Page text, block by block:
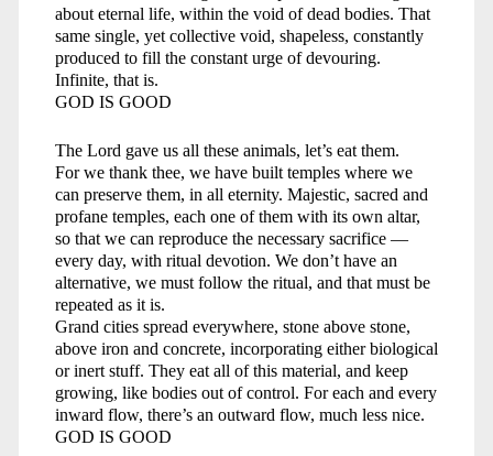
about eternal life, within the void of dead bodies. That
same single, yet collective void, shapeless, constantly
produced to fill the constant urge of devouring.
Infinite, that is.
GOD IS GOOD
The Lord gave us all these animals, let’s eat them.
For we thank thee, we have built temples where we
can preserve them, in all eternity. Majestic, sacred and
profane temples, each one of them with its own altar,
so that we can reproduce the necessary sacrifice —
every day, with ritual devotion. We don’t have an
alternative, we must follow the ritual, and that must be
repeated as it is.
Grand cities spread everywhere, stone above stone,
above iron and concrete, incorporating either biological
or inert stuff. They eat all of this material, and keep
growing, like bodies out of control. For each and every
inward flow, there’s an outward flow, much less nice.
GOD IS GOOD